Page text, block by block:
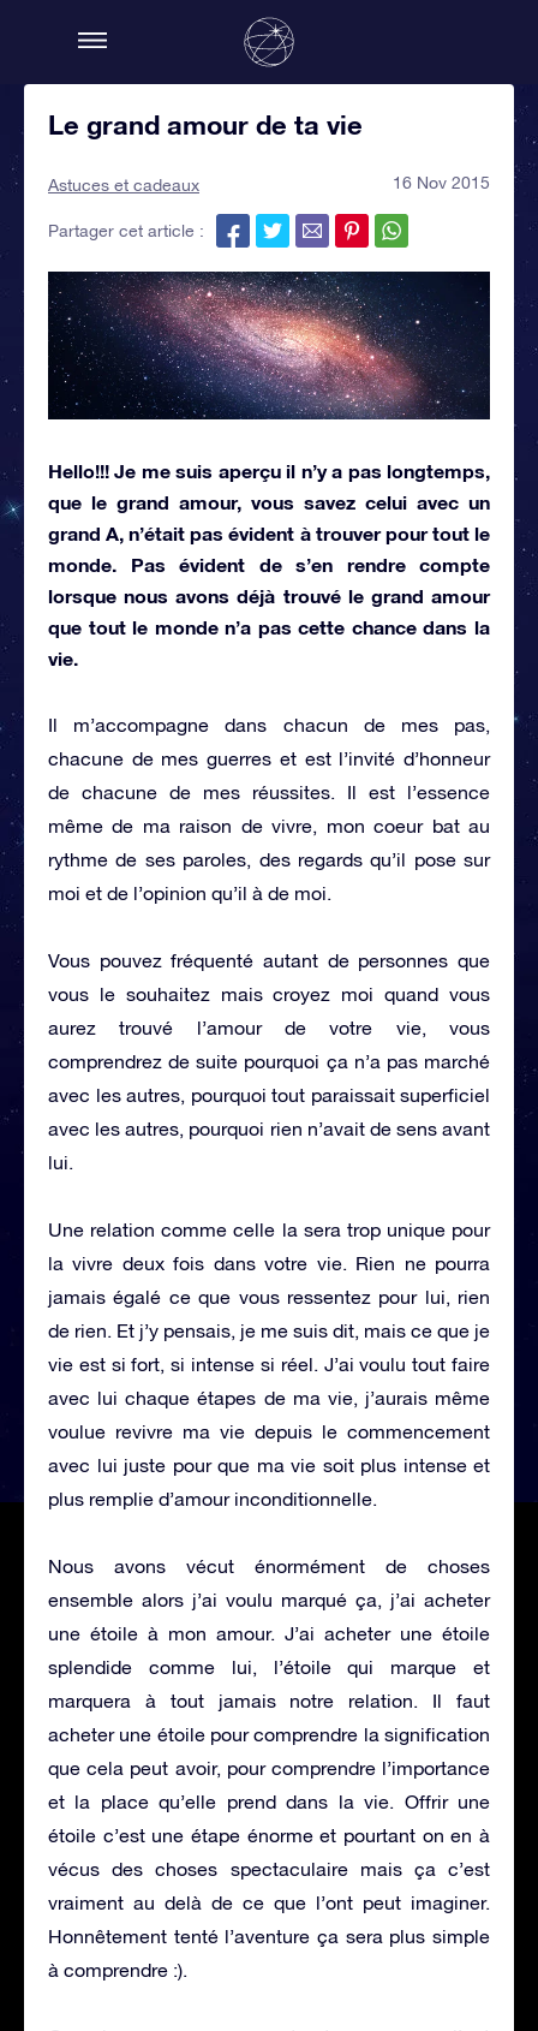
Le grand amour de ta vie
Astuces et cadeaux 16 Nov 2015
Partager cet article :
Hello!!! Je me suis aperçu il n’y a pas longtemps,
que le grand amour, vous savez celui avec un
grand A, n’était pas évident à trouver pour tout le
monde. Pas évident de s’en rendre compte
lorsque nous avons déjà trouvé le grand amour
que tout le monde n’a pas cette chance dans la
vie.
Il m’accompagne dans chacun de mes pas,
chacune de mes guerres et est l’invité d’honneur
de chacune de mes réussites. Il est l’essence
même de ma raison de vivre, mon coeur bat au
rythme de ses paroles, des regards qu’il pose sur
moi et de l’opinion qu’il à de moi.
Vous pouvez fréquenté autant de personnes que
vous le souhaitez mais croyez moi quand vous
aurez trouvé l’amour de votre vie, vous
comprendrez de suite pourquoi ça n’a pas marché
avec les autres, pourquoi tout paraissait superficiel
avec les autres, pourquoi rien n’avait de sens avant
lui.
Une relation comme celle la sera trop unique pour
la vivre deux fois dans votre vie. Rien ne pourra
jamais égalé ce que vous ressentez pour lui, rien
de rien. Et j’y pensais, je me suis dit, mais ce que je
vie est si fort, si intense si réel. J’ai voulu tout faire
avec lui chaque étapes de ma vie, j’aurais même
voulue revivre ma vie depuis le commencement
avec lui juste pour que ma vie soit plus intense et
plus remplie d’amour inconditionnelle.
Nous avons vécut énormément de choses
ensemble alors j’ai voulu marqué ça, j’ai acheter
une étoile à mon amour. J’ai acheter une étoile
splendide comme lui, l’étoile qui marque et
marquera à tout jamais notre relation. Il faut
acheter une étoile pour comprendre la signification
que cela peut avoir, pour comprendre l’importance
et la place qu’elle prend dans la vie. Offrir une
étoile c’est une étape énorme et pourtant on en à
vécus des choses spectaculaire mais ça c’est
vraiment au delà de ce que l’ont peut imaginer.
Honnêtement tenté l’aventure ça sera plus simple
à comprendre :).